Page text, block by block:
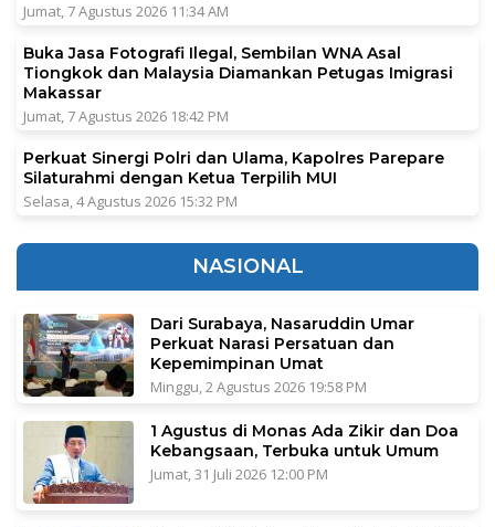
Jumat, 7 Agustus 2026 11:34 AM
Buka Jasa Fotografi Ilegal, Sembilan WNA Asal
Tiongkok dan Malaysia Diamankan Petugas Imigrasi
Makassar
Jumat, 7 Agustus 2026 18:42 PM
Perkuat Sinergi Polri dan Ulama, Kapolres Parepare
Silaturahmi dengan Ketua Terpilih MUI
Selasa, 4 Agustus 2026 15:32 PM
NASIONAL
Dari Surabaya, Nasaruddin Umar
Perkuat Narasi Persatuan dan
Kepemimpinan Umat
Minggu, 2 Agustus 2026 19:58 PM
1 Agustus di Monas Ada Zikir dan Doa
Kebangsaan, Terbuka untuk Umum
Jumat, 31 Juli 2026 12:00 PM